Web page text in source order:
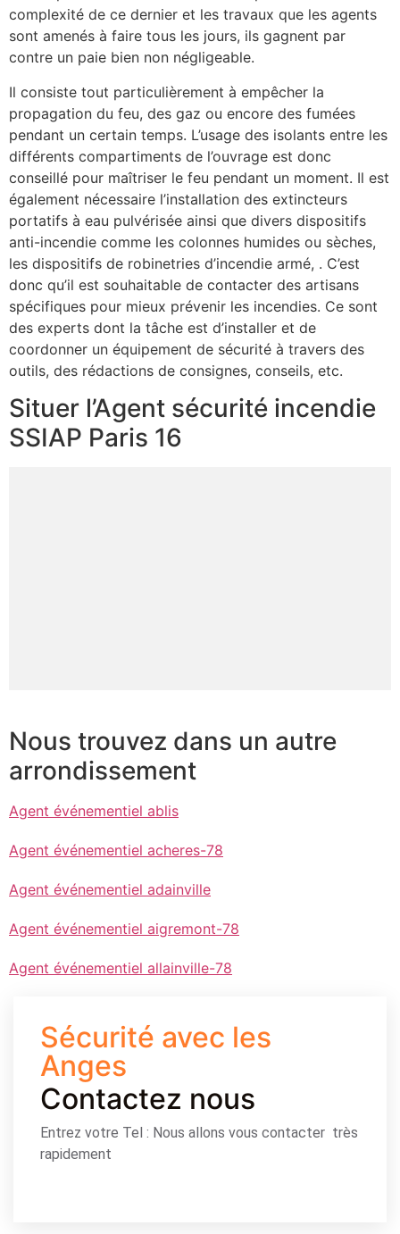
complexité de ce dernier et les travaux que les agents
sont amenés à faire tous les jours, ils gagnent par
contre un paie bien non négligeable.
Il consiste tout particulièrement à empêcher la
propagation du feu, des gaz ou encore des fumées
pendant un certain temps. L’usage des isolants entre les
différents compartiments de l’ouvrage est donc
conseillé pour maîtriser le feu pendant un moment. Il est
également nécessaire l’installation des extincteurs
portatifs à eau pulvérisée ainsi que divers dispositifs
anti-incendie comme les colonnes humides ou sèches,
les dispositifs de robinetries d’incendie armé, . C’est
donc qu’il est souhaitable de contacter des artisans
spécifiques pour mieux prévenir les incendies. Ce sont
des experts dont la tâche est d’installer et de
coordonner un équipement de sécurité à travers des
outils, des rédactions de consignes, conseils, etc.
Situer l’Agent sécurité incendie
SSIAP Paris 16
Nous trouvez dans un autre
arrondissement
Agent événementiel ablis
Agent événementiel acheres-78
Agent événementiel adainville
Agent événementiel aigremont-78
Agent événementiel allainville-78
Sécurité avec les
Anges
Contactez nous
Entrez votre Tel : Nous allons vous contacter très
rapidement